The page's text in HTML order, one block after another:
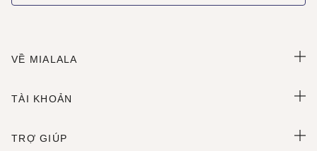
VỀ MIALALA
TÀI KHOẢN
TRỢ GIÚP